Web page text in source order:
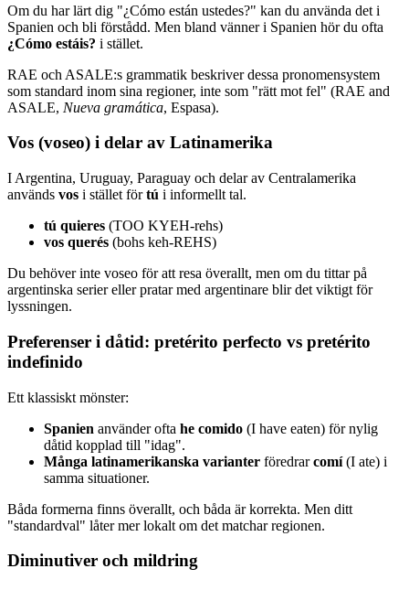
Om du har lärt dig "¿Cómo están ustedes?" kan du använda det i
Spanien och bli förstådd. Men bland vänner i Spanien hör du ofta
¿Cómo estáis? i stället.
RAE och ASALE:s grammatik beskriver dessa pronomensystem
som standard inom sina regioner, inte som "rätt mot fel" (RAE and
ASALE, Nueva gramática, Espasa).
Vos (voseo) i delar av Latinamerika
I Argentina, Uruguay, Paraguay och delar av Centralamerika
används vos i stället förtú i informellt tal.
tú quieres (TOO KYEH-rehs)
vos querés (bohs keh-REHS)
Du behöver inte voseo för att resa överallt, men om du tittar på
argentinska serier eller pratar med argentinare blir det viktigt för
lyssningen.
Preferenser i dåtid: pretérito perfecto vs pretérito
indefinido
Ett klassiskt mönster:
Spanien använder ofta he comido (I have eaten) för nylig
dåtid kopplad till "idag".
Många latinamerikanska varianter föredrarcomí(I ate) i
samma situationer.
Båda formerna finns överallt, och båda är korrekta. Men ditt
"standardval" låter mer lokalt om det matchar regionen.
Diminutiver och mildring